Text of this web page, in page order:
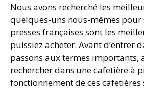
Nous avons recherché les
quelques-uns nous-mêmes pour
presses françaises sont les
puissiez acheter. Avant d’entrer
passons aux termes importants,
rechercher dans une cafetière à
fonctionnement de ces cafetières